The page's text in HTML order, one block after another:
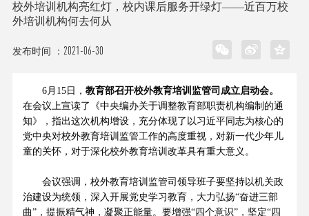
校外培训机构亮红灯，校内课后服务开绿灯——近百万校
外培训机构何去何从
发布时间 ： 2021-06-30
6月15日， 教育部召开校外教育培训监管司成立启动会。
在会议上宣读了《中央编办关于调整教育部职责机构编制的通
知》，指出这次机构增设，充分体现了以习近平同志为核心的
党中央对校外教育培训监管工作的高度重视，对新一代少年儿
童的关怀，对于深化校外教育培训改革具有重大意义。
会议强调，校外教育培训监管司领导班子要坚持以机关政
治建设为统领，深入开展党史学习教育，大力弘扬“奋进三部
曲”，提振精气神，凝聚正能量。要增强“四个意识”，坚定“四